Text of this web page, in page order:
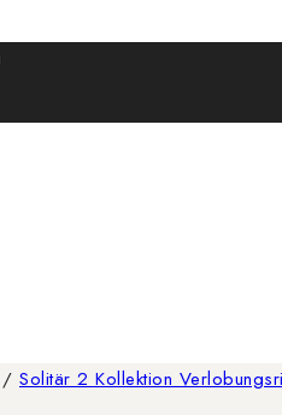
/ Solitär 2 Kollektion